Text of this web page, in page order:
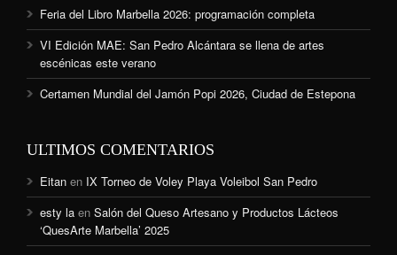
Feria del Libro Marbella 2026: programación completa
VI Edición MAE: San Pedro Alcántara se llena de artes
escénicas este verano
Certamen Mundial del Jamón Popi 2026, Ciudad de Estepona
ULTIMOS COMENTARIOS
Eitan en IX Torneo de Voley Playa Voleibol San Pedro
esty la en Salón del Queso Artesano y Productos Lácteos
‘QuesArte Marbella’ 2025